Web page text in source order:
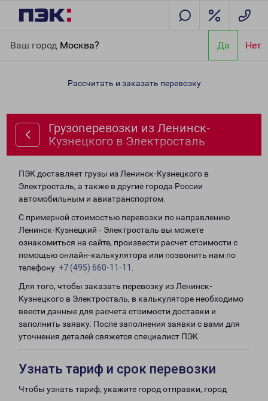
Ваш город Москва? Да Нет
Кузнецкого в Электросталь
Рассчитать и заказать перевозку
Грузоперевозки из Ленинск-
Кузнецкого в Электросталь
ПЭК доставляет грузы из Ленинск-Кузнецкого в
Электросталь, а также в другие города России
автомобильным и авиатранспортом.
С примерной стоимостью перевозки по направлению
Ленинск-Кузнецкий - Электросталь вы можете
ознакомиться на сайте, произвести расчет стоимости с
помощью онлайн-калькулятора или позвонить нам по
телефону: +7 (495) 660-11-11
Для того, чтобы заказать перевозку из Ленинск-
Кузнецкого в Электросталь, в калькуляторе необходимо
ввести данные для расчета стоимости доставки и
заполнить заявку. После заполнения заявки с вами для
уточнения деталей свяжется специалист ПЭК.
Узнать тариф и срок перевозки
Чтобы узнать тариф, укажите город отправки, город